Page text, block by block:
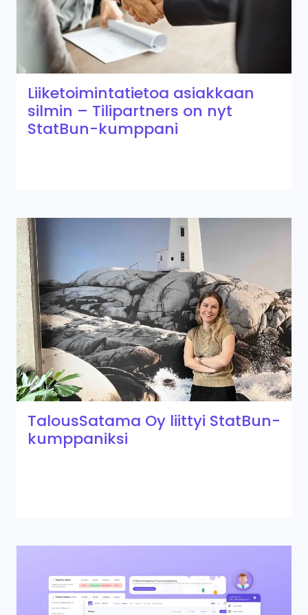
Liiketoimintatietoa asiakkaan
silmin – Tilipartners on nyt
StatBun-kumppani
TalousSatama Oy liittyi StatBun-
kumppaniksi